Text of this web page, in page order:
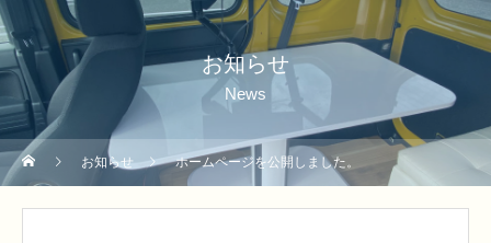
お知らせ
News
お知らせ ホームページを公開しました。